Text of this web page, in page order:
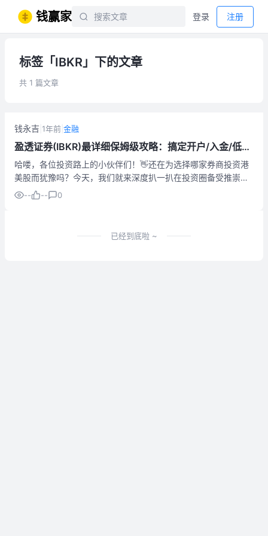
钱赢家 登录 注册
标签「IBKR」下的文章
共 1 篇文章
钱永吉 1年前 金融
盈透证券(IBKR)最详细保姆级攻略：搞定开户/入金/低佣
金/CRS/PDT/换汇/开户奖励，别再踩坑！
哈喽，各位投资路上的小伙伴们！👋还在为选择哪家券商投资港
美股而犹豫吗？今天，我们就来深度扒一扒在投资圈备受推崇的
盈透证券（Interactive Brokers，简称IBKR）。它真的是传说中
-- -- 0
已经到底啦 ~